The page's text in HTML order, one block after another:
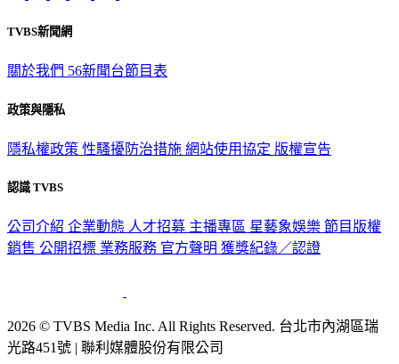
TVBS新聞網
關於我們 56新聞台節目表
政策與隱私
隱私權政策 性騷擾防治措施 網站使用協定 版權宣告
認識 TVBS
公司介紹 企業動態 人才招募 主播專區 星藝象娛樂 節目版權
銷售 公開招標 業務服務 官方聲明 獲獎紀錄／認證
2026 © TVBS Media Inc. All Rights Reserved. 台北市內湖區瑞
光路451號 | 聯利媒體股份有限公司